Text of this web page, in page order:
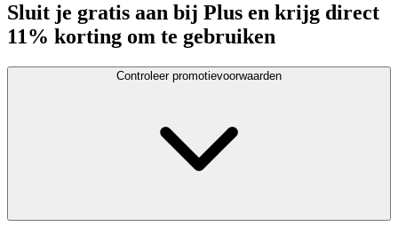
Sluit je gratis aan bij Plus en krijg direct
11% korting om te gebruiken
Controleer promotievoorwaarden